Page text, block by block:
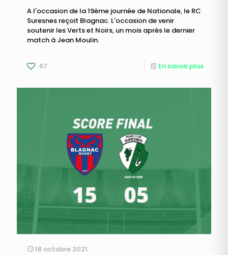
A l'occasion de la 19ème journée de Nationale, le RC
Suresnes reçoit Blagnac. L'occasion de venir
soutenir les Verts et Noirs, un mois après le dernier
match à Jean Moulin.
67 En savoir plus
18 octobre 2021